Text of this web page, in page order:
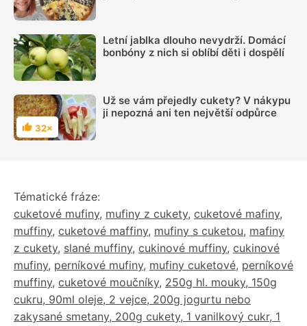
Letní jablka dlouho nevydrží. Domácí
bonbóny z nich si oblíbí děti i dospělí
Hodnocení
32×
Už se vám přejedly cukety? V nákypu
ji nepozná ani ten největší odpůrce
Tématické fráze:
cuketové mufiny, mufiny z cukety, cuketové mafiny,
muffiny, cuketové maffiny, mufiny s cuketou, mafiny
z cukety, slané muffiny, cukinové muffiny, cukinové
mufiny, perníkové mufiny, mufiny cuketové, perníkové
muffiny, cuketové moučníky, 250g hl. mouky, 150g
cukru, 90ml oleje, 2 vejce, 200g jogurtu nebo
zakysané smetany, 200g cukety, 1 vanilkový cukr, 1